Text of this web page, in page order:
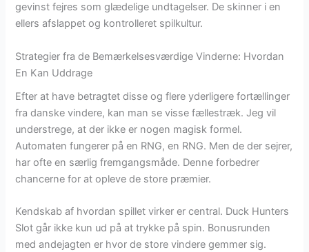
gevinst fejres som glædelige undtagelser. De skinner i en
ellers afslappet og kontrolleret spilkultur.
Strategier fra de Bemærkelsesværdige Vinderne: Hvordan
En Kan Uddrage
Efter at have betragtet disse og flere yderligere fortællinger
fra danske vindere, kan man se visse fællestræk. Jeg vil
understrege, at der ikke er nogen magisk formel.
Automaten fungerer på en RNG, en RNG. Men de der sejrer,
har ofte en særlig fremgangsmåde. Denne forbedrer
chancerne for at opleve de store præmier.
Kendskab af hvordan spillet virker er central. Duck Hunters
Slot går ikke kun ud på at trykke på spin. Bonusrunden
med andejagten er hvor de store vindere gemmer sig.